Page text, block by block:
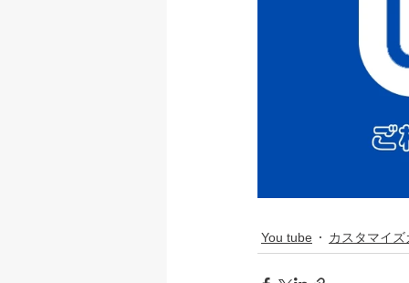
You tube カスタマイズ